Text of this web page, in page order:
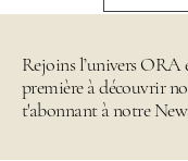
Rejoins l’univers ORA
première à découvrir
t'abonnant à notre